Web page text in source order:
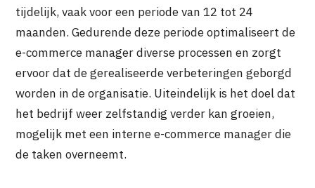
tijdelijk, vaak voor een periode van 12 tot 24
maanden. Gedurende deze periode optimaliseert de
e-commerce manager diverse processen en zorgt
ervoor dat de gerealiseerde verbeteringen geborgd
worden in de organisatie. Uiteindelijk is het doel dat
het bedrijf weer zelfstandig verder kan groeien,
mogelijk met een interne e-commerce manager die
de taken overneemt.